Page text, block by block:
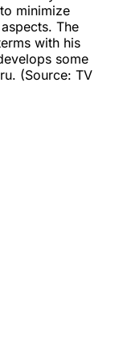
minimize
The
with his
some
(Source: TV